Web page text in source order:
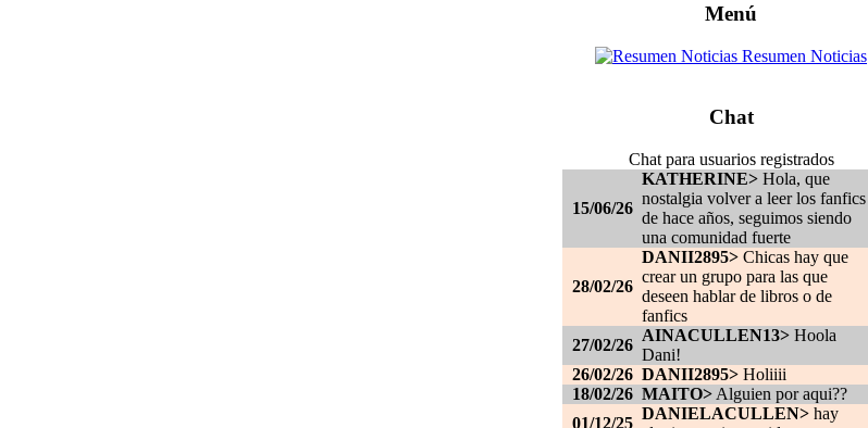
Menú
Resumen Noticias
Chat
Chat para usuarios registrados
15/06/26
KATHERINE> Hola, que
nostalgia volver a leer los fanfics
de hace años, seguimos siendo
una comunidad fuerte
28/02/26
DANII2895> Chicas hay que
crear un grupo para las que
deseen hablar de libros o de
fanfics
27/02/26
AINACULLEN13> Hoola
Dani!
26/02/26 DANII2895> Holiiii
18/02/26 MAITO> Alguien por aqui??
01/12/25
DANIELACULLEN> hay